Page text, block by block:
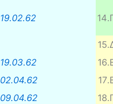
19.02.62 14.
15.
19.03.62 16.
02.04.62 17.
09.04.62 18.